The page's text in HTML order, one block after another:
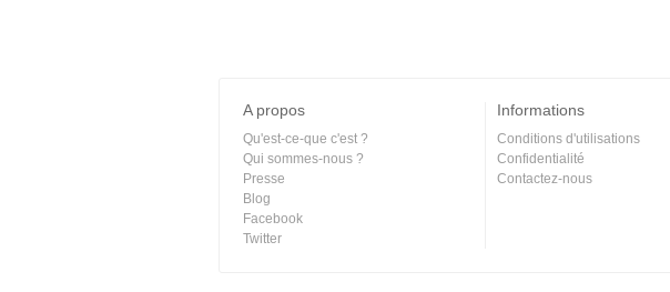
A propos
Qu'est-ce-que c'est ?
Qui sommes-nous ?
Presse
Blog
Facebook
Twitter
Informations
Conditions d'utilisations
Confidentialité
Contactez-nous